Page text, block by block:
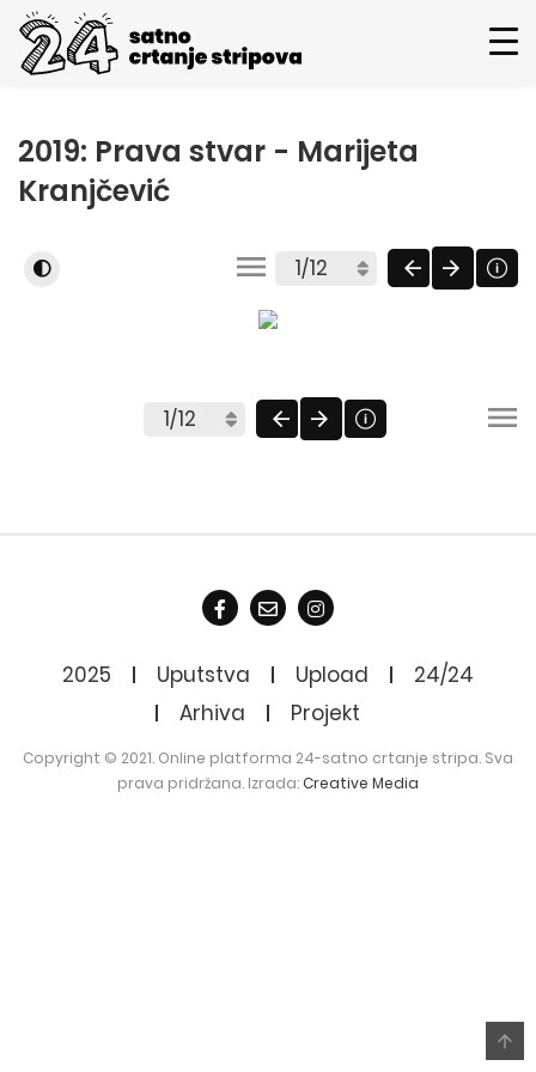
2019: Prava stvar - Marijeta
Kranjčević
2025 Uputstva Upload
24/24
Arhiva
Projekt
Copyright © 2021. Online platforma 24-satno crtanje stripa. Sva
prava pridržana. Izrada:Creative Media